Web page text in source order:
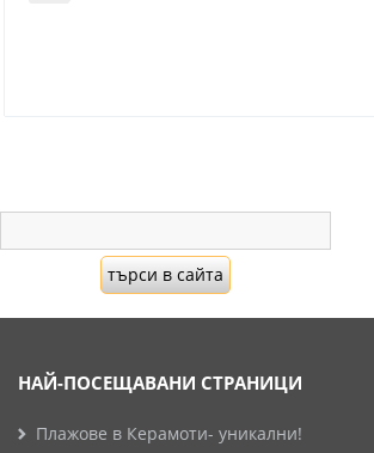
НАЙ-ПОСЕЩАВАНИ СТРАНИЦИ
Плажове в Керамоти- уникални!